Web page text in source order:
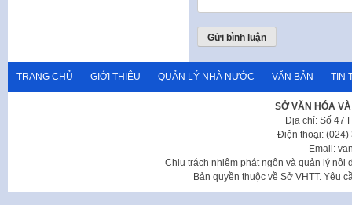
TRANG CHỦ GIỚI THIỆU QUẢN LÝ NHÀ NƯỚC VĂN BẢN TIN
SỞ VĂN HÓA
Địa chỉ: Số 47
Điện thoại: (024)
Email:
Chịu trách nhiệm phát ngôn và quản lý nội
Bản quyền thuộc về Sở VHTT. Yêu